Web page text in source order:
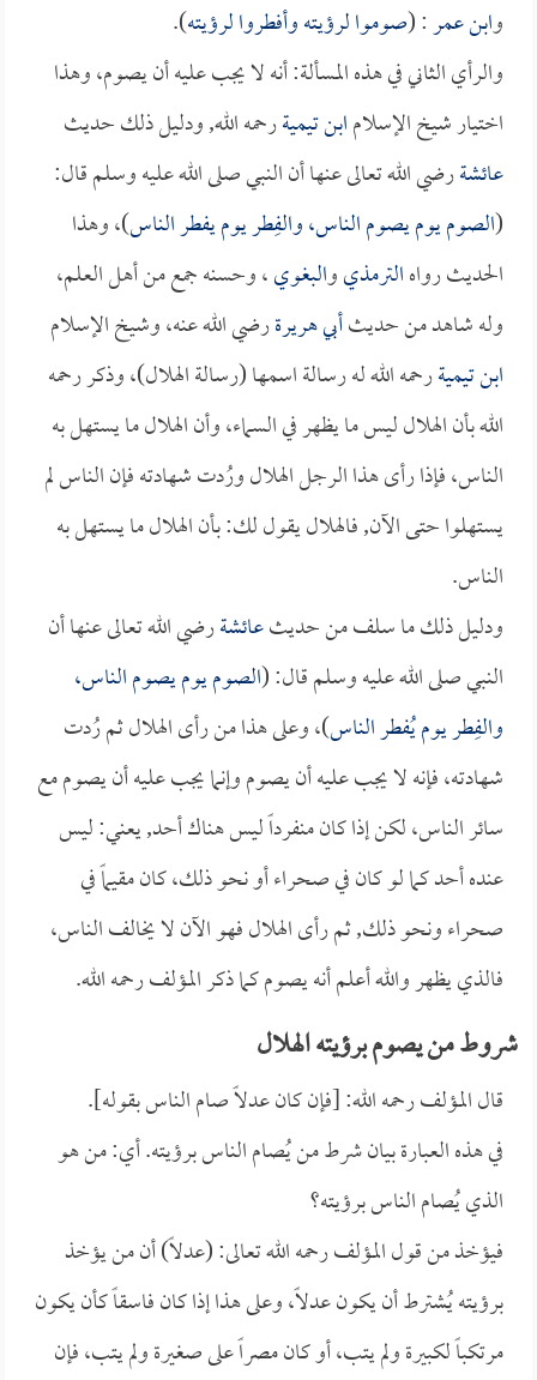
وابن عمر: (صوموا لرؤيته وأفطروا لرؤيته).
والرأي الثاني في هذه المسألة: أنه لا يجب عليه أن يصوم، وهذا
اختيار شيخ الإسلامابن تيميةرحمه الله, ودليل ذلك حديث
عائشةرضي الله تعالى عنها أن النبي صلى الله عليه وسلم قال:
(الصوم يوم يصوم الناس، والفِطر يوم يفطر الناس)، وهذا
الحديث رواهالترمذيوالبغوي، وحسنه جمع من أهل العلم،
وله شاهد من حديثأبي هريرةرضي الله عنه، وشيخ الإسلام
ابن تيميةرحمه الله له رسالة اسمها (رسالة الهلال)، وذكر رحمه
الله بأن الهلال ليس ما يظهر في السماء، وأن الهلال ما يستهل به
الناس، فإذا رأى هذا الرجل الهلال ورُدت شهادته فإن الناس لم
يستهلوا حتى الآن, فالهلال يقول لك: بأن الهلال ما يستهل به
الناس.
ودليل ذلك ما سلف من حديثعائشةرضي الله تعالى عنها أن
النبي صلى الله عليه وسلم قال: (الصوم يوم يصوم الناس،
والفِطر يوم يُفطر الناس)، وعلى هذا من رأى الهلال ثم رُدت
شهادته، فإنه لا يجب عليه أن يصوم وإنما يجب عليه أن يصوم مع
سائر الناس، لكن إذا كان منفرداً ليس هناك أحد, يعني: ليس
عنده أحد كما لو كان في صحراء أو نحو ذلك، كان مقيماً في
صحراء ونحو ذلك, ثم رأى الهلال فهو الآن لا يخالف الناس،
فالذي يظهر والله أعلم أنه يصوم كما ذكر المؤلف رحمه الله.
شروط من يصوم برؤيته الهلال
قال المؤلف رحمه الله: [فإن كان عدلاً صام الناس بقوله].
في هذه العبارة بيان شرط من يُصام الناس برؤيته. أي: من هو
الذي يُصام الناس برؤيته؟
فيؤخذ من قول المؤلف رحمه الله تعالى: (عدلاً) أن من يؤخذ
برؤيته يُشترط أن يكون عدلاً، وعلى هذا إذا كان فاسقاً كأن يكون
مرتكباً لكبيرة ولم يتب، أو كان مصراً على صغيرة ولم يتب، فإن